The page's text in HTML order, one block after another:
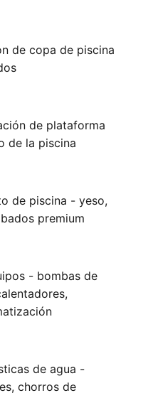
de copa de piscina
de plataforma
de la piscina
de piscina - yeso,
premium
- bombas de
de agua -
chorros de